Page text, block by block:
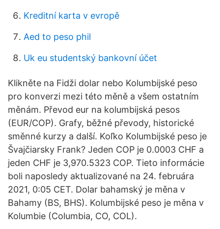
Kreditní karta v evropě
Aed to peso phil
Uk eu studentský bankovní účet
Klikněte na Fidži dolar nebo Kolumbijské peso
pro konverzi mezi této měně a všem ostatním
měnám. Převod eur na kolumbijská pesos
(EUR/COP). Grafy, běžné převody, historické
směnné kurzy a další. Koľko Kolumbijské peso je
Švajčiarsky Frank? Jeden COP je 0.0003 CHF a
jeden CHF je 3,970.5323 COP. Tieto informácie
boli naposledy aktualizované na 24. februára
2021, 0:05 CET. Dolar bahamský je měna v
Bahamy (BS, BHS). Kolumbijské peso je měna v
Kolumbie (Columbia, CO, COL).